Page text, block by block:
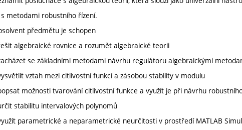
s metodami robustního řízení.
předmětu je schopen
algebraické rovnice a rozumět algebraické teorii
se základními metodami návrhu regulátoru algebraickými
vztah mezi citlivostní funkcí a zásobou stability v modulu
možnosti tvarování citlivostní funkce a využít je při návrhu
stabilitu intervalových polynomů
parametrické a neparametrické neurčitosti v prostředí MATLAB